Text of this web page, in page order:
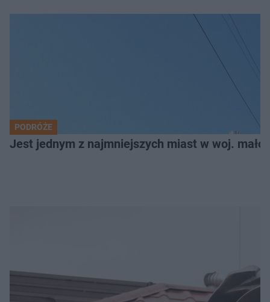
PODRÓŻE
Jest jednym z najmniejszych miast w woj.